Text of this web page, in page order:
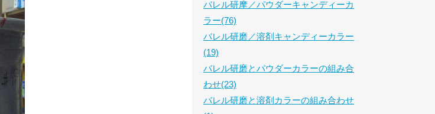
バレル研摩／パウダーキャンディーカ
ラー(76)
バレル研磨／溶剤キャンディーカラー
(19)
バレル研磨とパウダーカラーの組み合
わせ(23)
バレル研磨と溶剤カラーの組み合わせ